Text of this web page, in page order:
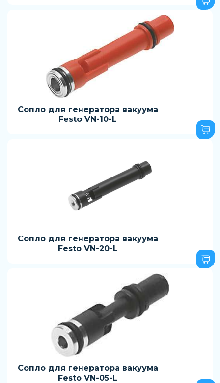
Сопло для генератора вакуума
Festo VN-10-L
Сопло для генератора вакуума
Festo VN-20-L
Сопло для генератора вакуума
Festo VN-05-L